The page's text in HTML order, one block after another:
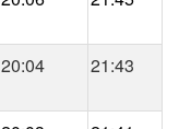
20:04 21:43